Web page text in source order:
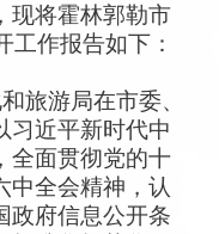
现将霍林郭勒市
工作报告如下：
旅游局在市委、
习近平新时代中
全面贯彻党的十
中全会精神，认
政府信息公开条